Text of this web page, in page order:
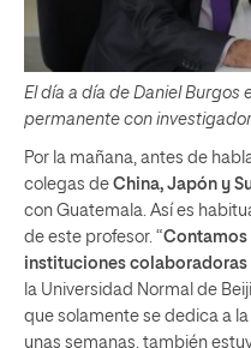
El día a día de Daniel Burgos
permanente con
Por la mañana, antes de
colegas de China, Japón y
con Guatemala. Así es
de este profesor. “Contamos
instituciones
la Universidad Normal de
que solamente se dedica a
unas semanas, también